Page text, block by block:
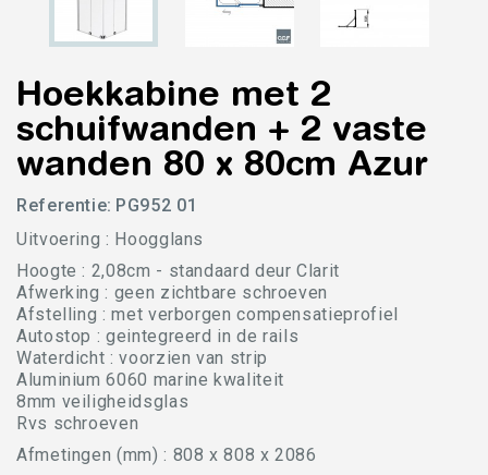
Hoekkabine met 2
schuifwanden + 2 vaste
wanden 80 x 80cm Azur
Referentie: PG952 01
Uitvoering : Hoogglans
Hoogte : 2,08cm - standaard deur Clarit
Afwerking : geen zichtbare schroeven
Afstelling : met verborgen compensatieprofiel
Autostop : geintegreerd in de rails
Waterdicht : voorzien van strip
Aluminium 6060 marine kwaliteit
8mm veiligheidsglas
Rvs schroeven
Afmetingen (mm) : 808 x 808 x 2086